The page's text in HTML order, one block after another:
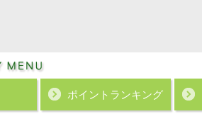
ポイント ランキング